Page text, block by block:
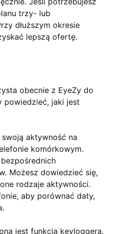
trzy- lub
dłuższym okresie
lepszą ofertę.
obecnie z EyeZy do
powiedzieć, jaki jest
aktywność na
komórkowym.
Możesz dowiedzieć się,
rodzaje aktywności.
aby porównać daty,
jest funkcja keyloggera.